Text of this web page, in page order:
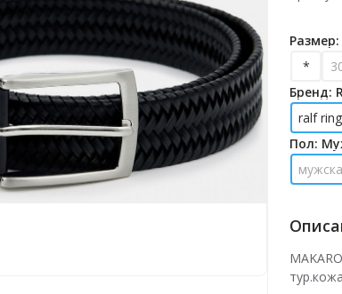
Размер:
*
Бренд:
ralf
Пол: